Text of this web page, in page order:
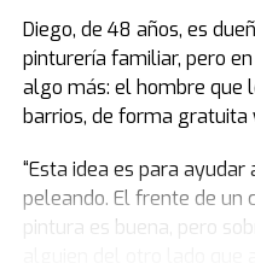
Según la norma,el
reduce la edad de 16 a
millones a las
costo del metro
Con el presupuesto
Diego, de 48 años, es
pinturería familiar, pero
algo más: el hombre que
barrios, de forma gratuita
“Esta idea es para
peleando. El frente de un
pintura es buena, pero